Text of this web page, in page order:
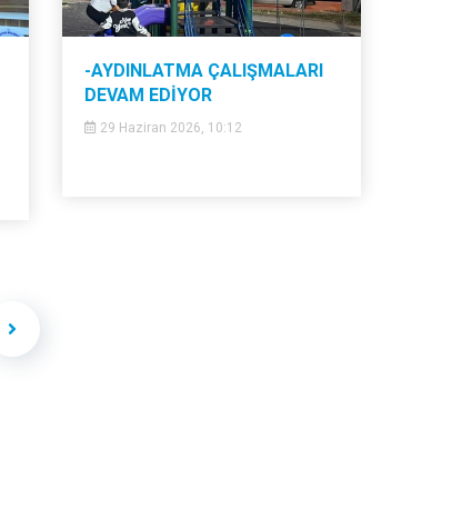
-AYDINLATMA ÇALIŞMALARI
DEVAM EDİYOR
29 Haziran 2026, 10:12